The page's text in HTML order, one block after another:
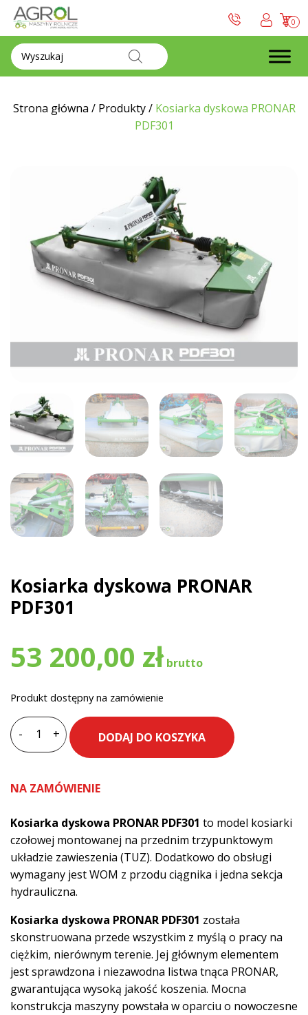
0
Wyszukiwarka
produktów
Strona główna / Produkty/ Kosiarka dyskowa PRONAR
PDF301
Kosiarka dyskowa PRONAR
PDF301
53 200,00 zł
Produkt dostępny na zamówienie
-
ilość
PRONAR
+ DODAJ DO KOSZYKA
NA ZAMÓWIENIE
Kosiarka dyskowa PRONAR PDF301 to model kosiarki
czołowej montowanej na przednim trzypunktowym
układzie zawieszenia (TUZ). Dodatkowo do obsługi
wymagany jest WOM z przodu ciągnika i jedna sekcja
hydrauliczna.
Kosiarka dyskowa PRONAR PDF301 została
skonstruowana przede wszystkim z myślą o pracy na
ciężkim, nierównym terenie. Jej głównym elementem
jest sprawdzona i niezawodna listwa tnąca PRONAR,
gwarantująca wysoką jakość koszenia. Mocna
konstrukcja maszyny powstała w oparciu o nowoczesne